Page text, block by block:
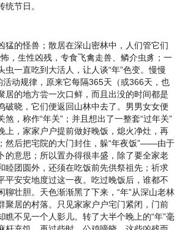
统节日。
猛的怪兽；散居在深山密林中，人们管它们
怖，生性凶残，专食飞禽走兽、鳞介虫豸；一
虫一直吃到大活人，让人谈“年”色变。慢慢
活动规律，原来它每隔365天（或366天，也
居的地方尝一次口鲜，而且出没的时间都是
破晓，它们便返回山林中去了。男男女女便
，称作“年关”；并且想出了一整套“过年关”
上，家家户户提前做好晚饭，熄火净灶，再
然后把宅院的大门封住，躲“年夜饭”——由于
的意思；所以置办得很丰盛，除了要全家老
睦团圆外，还须在吃饭前先供祭祖先；祈求
平安安地度过这一夜。吃过晚饭后，谁都不
聊壮胆。天色渐渐黑了下来，“年”从深山老林
聚居的村落。只见家家户户宅门紧闭，门前
瞧不见一个人影儿。转了大半个晚上的“年”毫